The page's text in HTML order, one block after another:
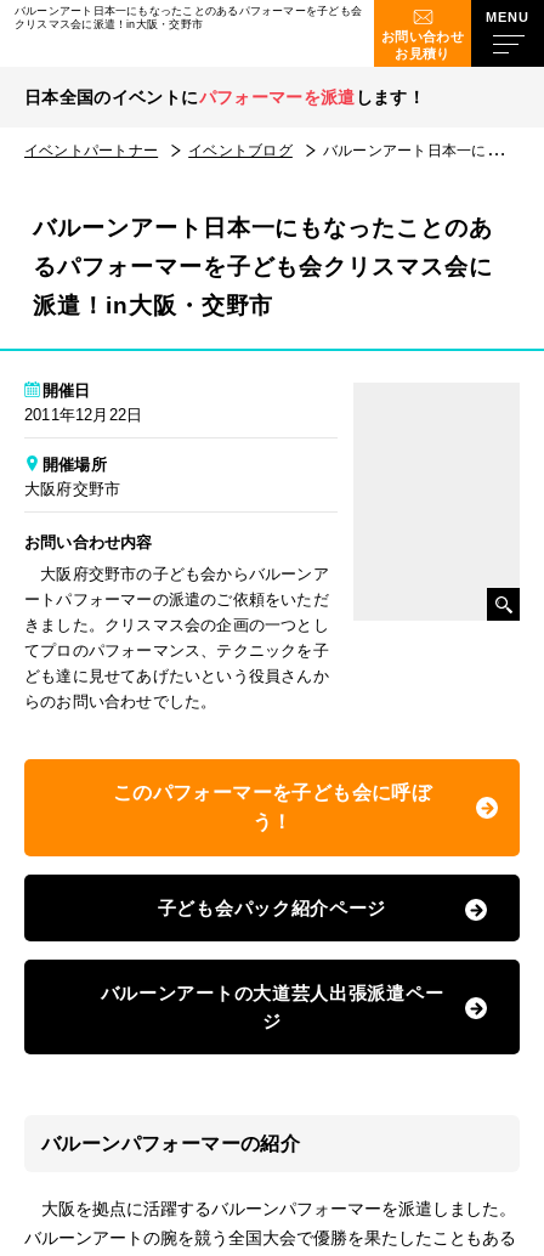
バルーンアート日本一にもなったことのあるパフォーマーを子ども会
クリスマス会に派遣！in大阪・交野市
お問い合わせ
お見積り
日本全国のイベントにパフォーマーを派遣 します！
イベントパートナー イベントブログ バルーンアート日本一にもなったことのあるパフォーマーを子ども会クリスマス会に派遣！in大阪・交野市
バルーンアート日本一にもなったことのあ
るパフォーマーを子ども会クリスマス会に
派遣！in大阪・交野市
開催日
2011年12月22日
開催場所
大阪府交野市
お問い合わせ内容
大阪府交野市の子ども会からバルーンア
ートパフォーマーの派遣のご依頼をいただ
きました。クリスマス会の企画の一つとし
てプロのパフォーマンス、テクニックを子
ども達に見せてあげたいという役員さんか
らのお問い合わせでした。
このパフォーマーを子ども会に呼ぼ
う！
子ども会パック紹介ページ
バルーンアートの大道芸人出張派遣ペー
ジ
バルーンパフォーマーの紹介
大阪を拠点に活躍するバルーンパフォーマーを派遣しました。
バルーンアートの腕を競う全国大会で優勝を果たしたこともある